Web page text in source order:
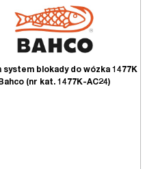
system blokady do wózka 1477K
Bahco (nr kat. 1477K-AC24)